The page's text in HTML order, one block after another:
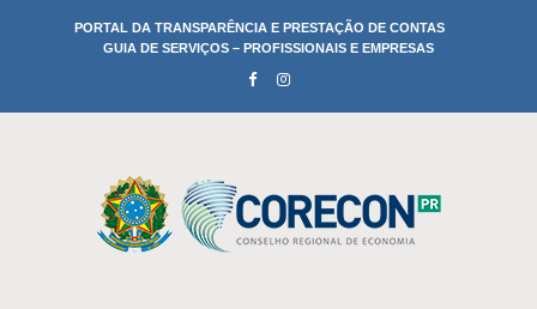
PORTAL DA TRANSPARÊNCIA E PRESTAÇÃO DE CONTAS
GUIA DE SERVIÇOS – PROFISSIONAIS E EMPRESAS